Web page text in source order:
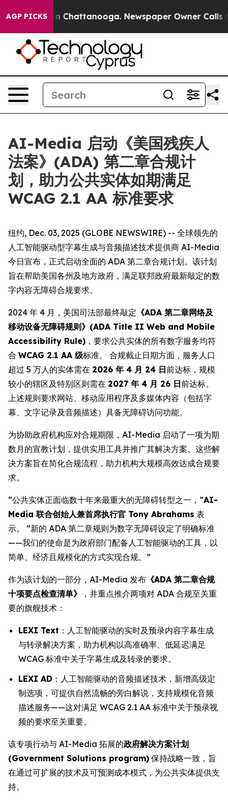
AGP PICKS
Chaos in Chattanooga. Newspaper Owner Calls
AI-Media 启动《美国残疾人
法案》(ADA) 第二章合规计
划，助力公共实体如期满足
WCAG 2.1 AA 标准要求
纽约, Dec. 03, 2025 (GLOBE NEWSWIRE) -- 全球领先的
人工智能驱动型字幕生成与音频描述技术提供商 AI-Media
今日宣布，正式启动全面的 ADA 第二章合规计划。该计划
旨在帮助美国各州及地方政府，满足联邦政府最新敲定的数
字内容无障碍合规要求。
2024 年 4 月，美国司法部最终敲定 《ADA 第二章网络及
移动设备无障碍规则》(ADA Title II Web and Mobile
Accessibility Rule) ，要求公共实体的所有数字服务均符
合 WCAG 2.1 AA 级标准。 合规截止日期方面，服务人口
超过 5 万人的实体需在 2026 年 4 月 24 日前达标，规模
较小的辖区及特别区则需在 2027 年 4 月 26 日前达标。
上述规则要求网站、移动应用程序及多媒体内容（包括字
幕、文字记录及音频描述）具备无障碍访问功能。
为协助政府机构应对合规期限，AI-Media 启动了一项为期
数月的宣教计划，提供实用工具并推广其解决方案。这些解
决方案旨在简化合规流程，助力机构大规模高效达成合规要
求。
“公共实体正面临数十年来最重大的无障碍转型之一，”AI-
Media 联合创始人兼首席执行官 Tony Abrahams 表
示。 “新的 ADA 第二章规则为数字无障碍设定了明确标准
——我们的使命是为政府部门配备人工智能驱动的工具，以
简单、经济且规模化的方式实现合规。”
作为该计划的一部分，AI-Media 发布 《ADA 第二章合规
十项要点检查清单》
，并重点推介两项对 ADA 合规至关重
要的旗舰技术：
LEXI Text ：人工智能驱动的实时及预录内容字幕生成
与转录解决方案，助力机构以高准确率、低延迟满足
WCAG 标准中关于字幕生成及转录的要求。
LEXI AD ：人工智能驱动的音频描述技术，新增高级定
制选项，可提供自然流畅的旁白解说，支持规模化音频
描述服务——这对满足 WCAG 2.1 AA 标准中关于预录视
频的要求至关重要。
该专项行动与 AI-Media 拓展的政府解决方案计划
(Government Solutions program) 保持战略一致，旨
在通过可扩展的技术及可预测成本模式，为公共实体提供支
持。